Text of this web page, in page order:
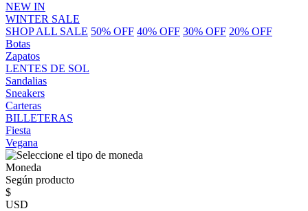
NEW IN
WINTER SALE
SHOP ALL SALE 50% OFF 40% OFF 30% OFF 20% OFF
Botas
Zapatos
LENTES DE SOL
Sandalias
Sneakers
Carteras
BILLETERAS
Fiesta
Vegana
Moneda
Según producto
$
USD